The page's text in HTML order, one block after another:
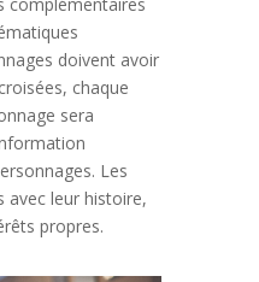
doivent avoir
chaque
sera
Les
avec leur histoire,
propres.